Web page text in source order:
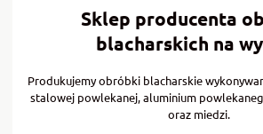
Sklep producenta
blacharskich na
Produkujemy obróbki blacharskie
stalowej powlekanej, aluminium
oraz miedzi.